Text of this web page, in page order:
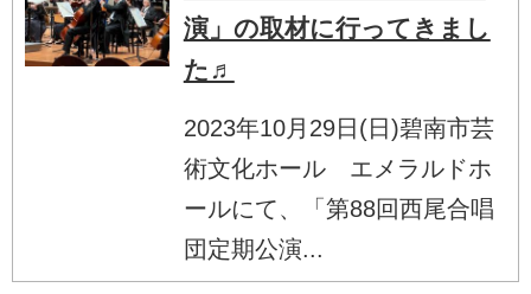
演」の取材に行ってきまし
た♬
2023年10月29日(日)碧南市芸
術文化ホール エメラルドホ
ールにて、「第88回西尾合唱
団定期公演...